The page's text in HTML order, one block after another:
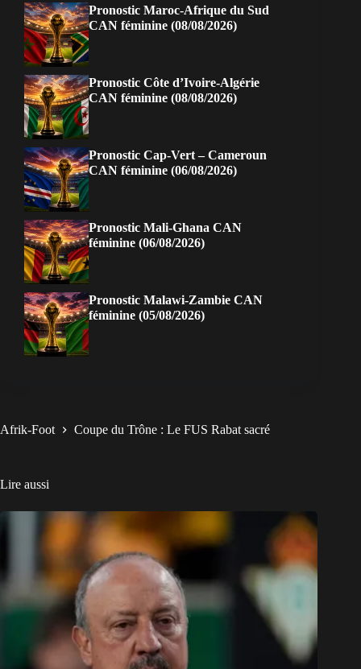
Pronostic Maroc-Afrique du Sud
CAN féminine (08/08/2026)
Pronostic Côte d’Ivoire-Algérie
CAN féminine (08/08/2026)
Pronostic Cap-Vert – Cameroun
CAN féminine (06/08/2026)
Pronostic Mali-Ghana CAN
féminine (06/08/2026)
Pronostic Malawi-Zambie CAN
féminine (05/08/2026)
Afrik-Foot Coupe du Trône : Le FUS Rabat sacré
Lire aussi